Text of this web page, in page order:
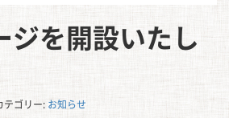
ジを開設いたし
テゴリー: お知らせ